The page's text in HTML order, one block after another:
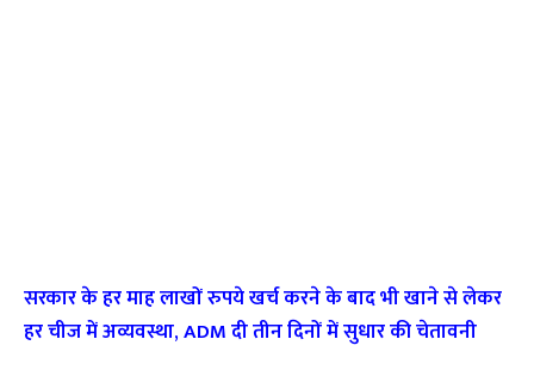
सरकार के हर माह लाखों रुपये खर्च करने के बाद भी खाने से लेकर
हर चीज में अव्यवस्था, ADM दी तीन दिनों में सुधार की चेतावनी